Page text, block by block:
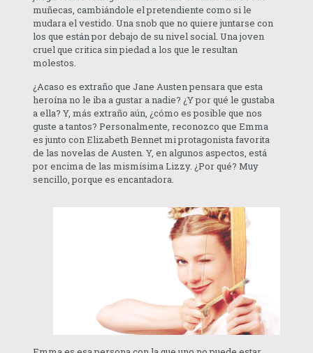
muñecas, cambiándole el pretendiente como si le
mudara el vestido. Una snob que no quiere juntarse con
los que están por debajo de su nivel social. Una joven
cruel que critica sin piedad a los que le resultan
molestos.
¿Acaso es extraño que Jane Austen pensara que esta
heroína no le iba a gustar a nadie? ¿Y por qué le gustaba
a ella? Y, más extraño aún, ¿cómo es posible que nos
guste a tantos? Personalmente, reconozco que Emma
es junto con Elizabeth Bennet mi protagonista favorita
de las novelas de Austen. Y, en algunos aspectos, está
por encima de las mismísima Lizzy. ¿Por qué? Muy
sencillo, porque es encantadora.